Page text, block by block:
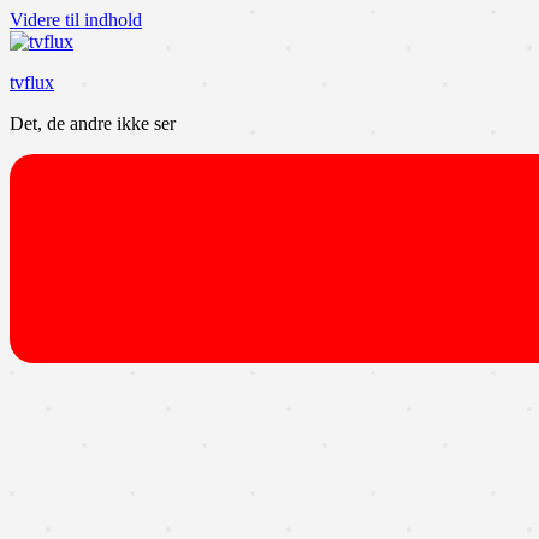
Videre til indhold
tvflux
Det, de andre ikke ser